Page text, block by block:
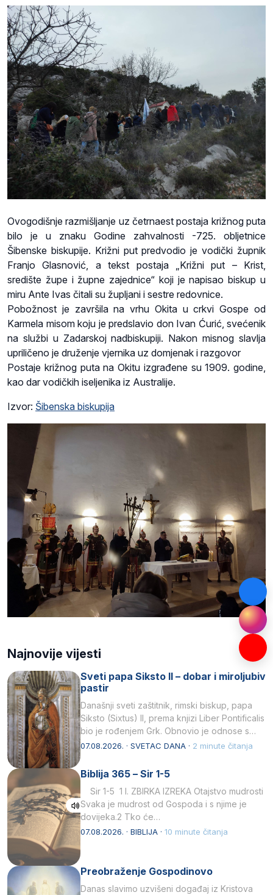
Ovogodišnje razmišljanje uz četrnaest postaja križnog puta
bilo je u znaku Godine zahvalnosti -725. obljetnice
Šibenske biskupije. Križni put predvodio je vodički župnik
Franjo Glasnović, a tekst postaja „Križni put – Krist,
središte župe i župne zajednice“ koji je napisao biskup u
miru Ante Ivas čitali su župljani i sestre redovnice.
Pobožnost je završila na vrhu Okita u crkvi Gospe od
Karmela misom koju je predslavio don Ivan Ćurić, svećenik
na službi u Zadarskoj nadbiskupiji. Nakon misnog slavlja
upriličeno je druženje vjernika uz domjenak i razgovor
Postaje križnog puta na Okitu izgrađene su 1909. godine,
kao dar vodičkih iseljenika iz Australije.
Izvor: Šibenska biskupija
Najnovije vijesti
Sveti papa Siksto II – dobar i miroljubiv
pastir
Današnji sveti zaštitnik, rimski biskup, papa
Siksto (Sixtus) II, prema knjizi Liber Pontificalis
bio je rođenjem Grk. Obnovio je odnose s
afričkim…
07.08.2026. · SVETAC DANA · 2 minute čitanja
Biblija 365 – Sir 1-5
Sir 1-5 1 I. ZBIRKA IZREKA Otajstvo mudrosti
Svaka je mudrost od Gospoda i s njime je
dovijeka.2 Tko će…
07.08.2026. · BIBLIJA · 10 minute čitanja
Preobraženje Gospodinovo
Danas slavimo uzvišeni događaj iz Kristova